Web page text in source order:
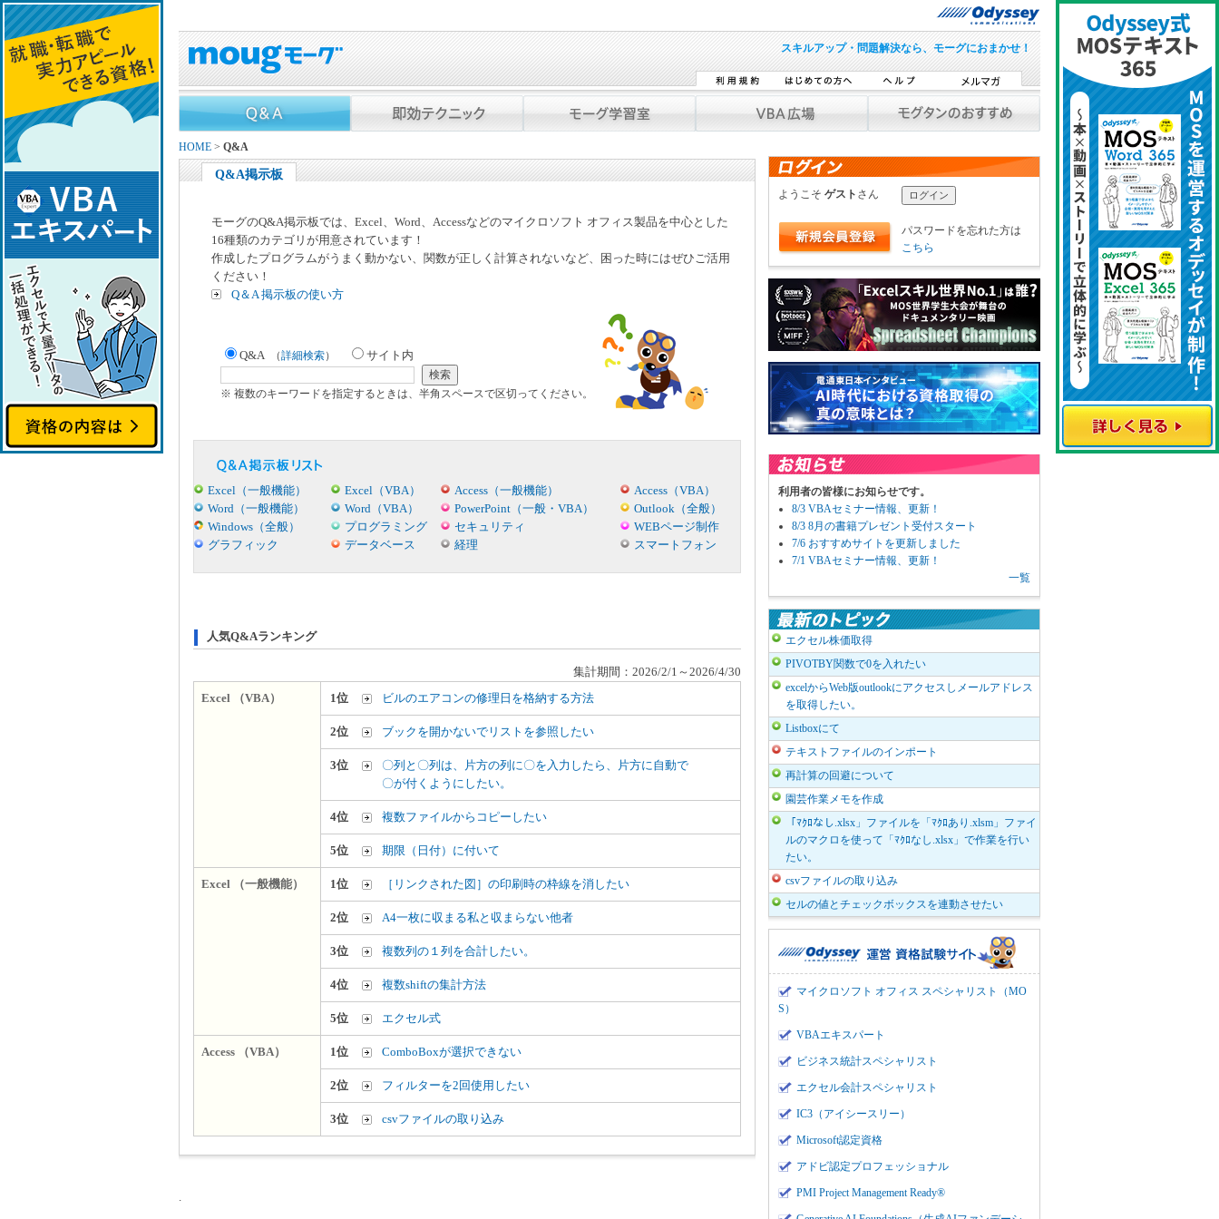
スキルアップ・問題解決なら、モーグにおまかせ！
HOME > Q&A
Q&A掲示板
モーグのQ&A掲示板では、Excel、Word、Accessなどのマイクロソフト オフィス製品を中心とした
16種類のカテゴリが用意されています！
作成したプログラムがうまく動かない、関数が正しく計算されないなど、困った時にはぜひご活用
ください！
Q＆A 掲示板の使い方
Q&A （詳細検索） サイト内
※ 複数のキーワードを指定するときは、半角スペースで区切ってください。
Excel（一般機能） Excel（VBA） Access（一般機能）
Access（VBA）
Word（一般機能）
Word（VBA） PowerPoint（一般・VBA）
Outlook（全般）
Windows（全般）
プログラミング セキュリティ
WEBページ制作
グラフィック
データベース 経理 スマートフォン
人気Q&Aランキング
集計期間：2026/2/1～2026/4/30
Excel （VBA）
1位 ビルのエアコンの修理日を格納する方法
2位 ブックを開かないでリストを参照したい
3位
〇列と〇列は、片方の列に〇を入力したら、片方に自動で
〇が付くようにしたい。
4位 複数ファイルからコピーしたい
5位 期限（日付）に付いて
Excel （一般機能） 1位 ［リンクされた図］の印刷時の枠線を消したい
2位 A4一枚に収まる私と収まらない他者
3位 複数列の１列を合計したい。
4位 複数shiftの集計方法
5位 エクセル式
Access （VBA） 1位 ComboBoxが選択できない
2位 フィルターを2回使用したい
3位 csvファイルの取り込み
ようこそ ゲスト さん
パスワードを忘れた方は
こちら
利用者の皆様にお知らせです。
8/3 VBAセミナー情報、更新！
8/3 8月の書籍プレゼント受付スタート
7/6 おすすめサイトを更新しました
7/1 VBAセミナー情報、更新！
一覧
エクセル株価取得
PIVOTBY関数で0を入れたい
excelからWeb版outlookにアクセスしメールアドレス
を取得したい。
Listboxにて
テキストファイルのインポート
再計算の回避について
園芸作業メモを作成
「ﾏｸﾛなし.xlsx」ファイルを「ﾏｸﾛあり.xlsm」ファイ
ルのマクロを使って「ﾏｸﾛなし.xlsx」で作業を行い
たい。
csvファイルの取り込み
セルの値とチェックボックスを連動させたい
マイクロソフト オフィス スペシャリスト（MO
S）
VBAエキスパート
ビジネス統計スペシャリスト
エクセル会計スペシャリスト
IC3（アイシースリー）
Microsoft認定資格
アドビ認定プロフェッショナル
PMI Project Management Ready®